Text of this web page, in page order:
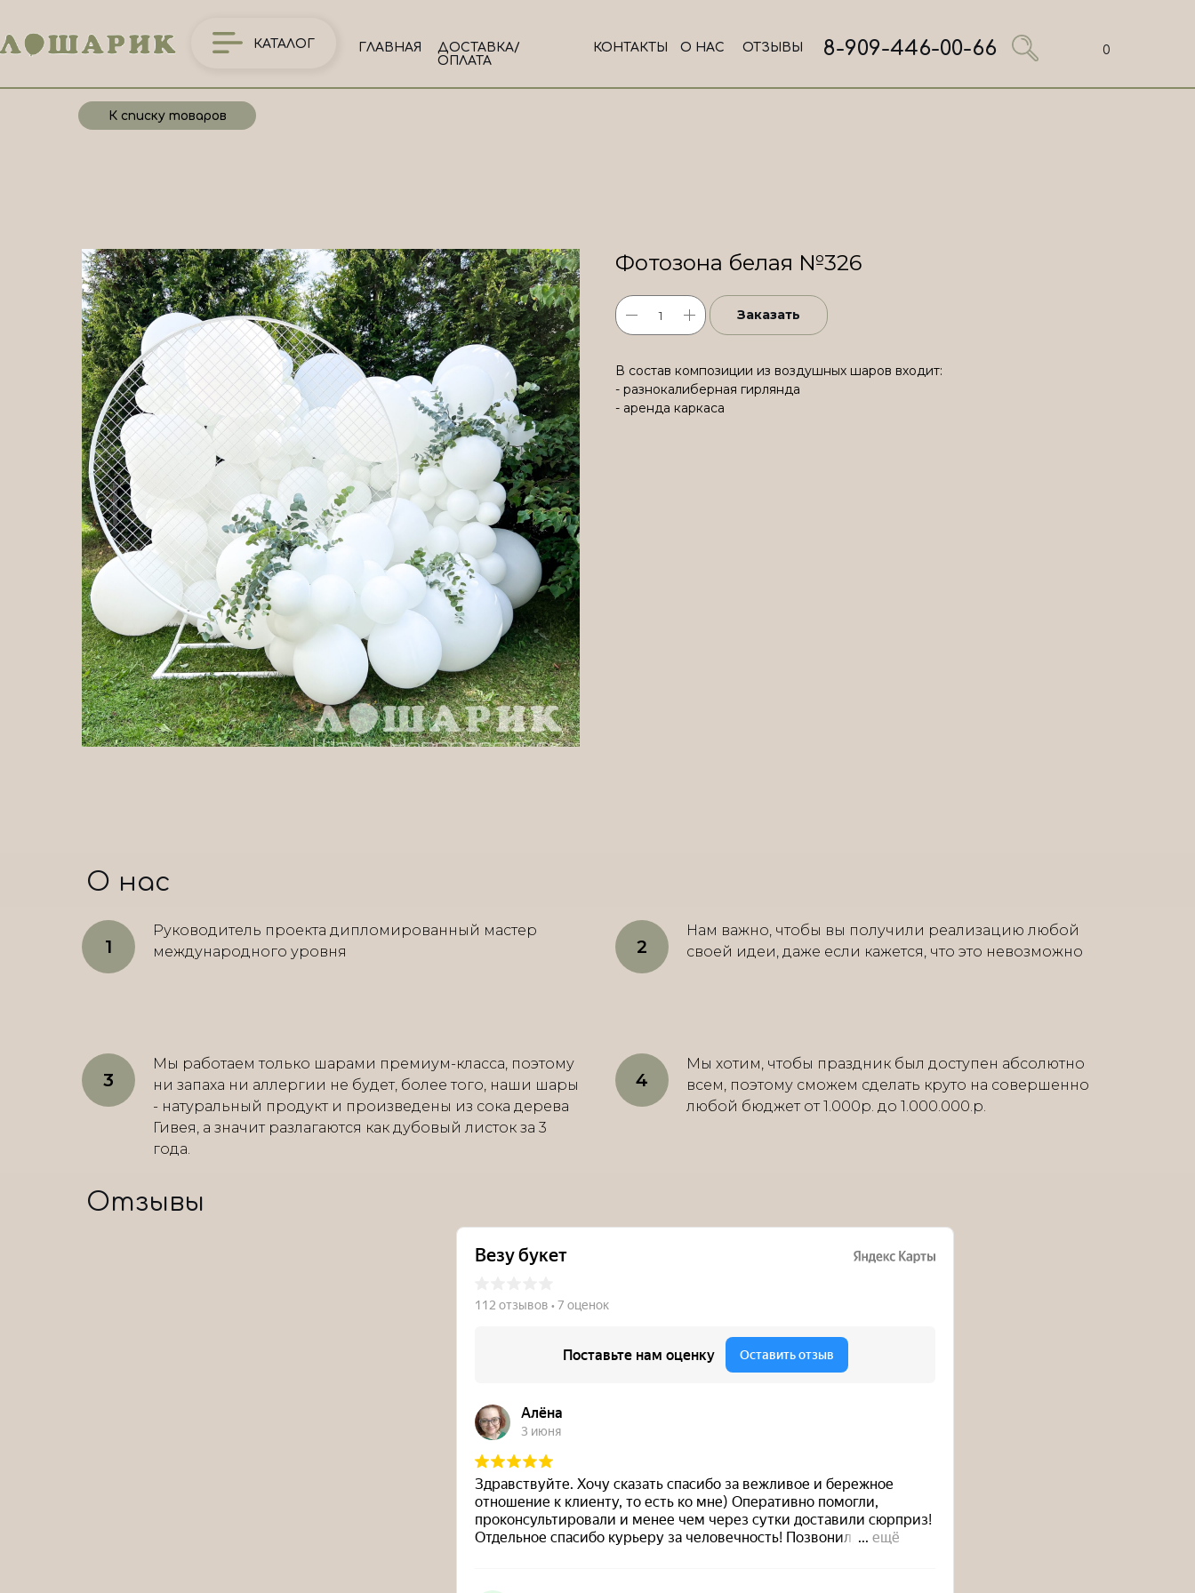
КАТАЛОГ ГЛАВНАЯ 0
8-909-446-00-66
ОТЗЫВЫ
О НАС
КОНТАКТЫ
ДОСТАВКА/
ОПЛАТА
К списку товаров
Фотозона белая №326
Заказать
В состав композиции из воздушных шаров входит:
- разнокалиберная гирлянда
- аренда каркаса
О нас
Руководитель проекта дипломированный мастер
международного уровня
Нам важно, чтобы вы получили реализацию любой
своей идеи, даже если кажется, что это невозможно
Мы работаем только шарами премиум-класса, поэтому
ни запаха ни аллергии не будет, более того, наши шары
- натуральный продукт и произведены из сока дерева
Гивея, а значит разлагаются как дубовый листок за 3
года.
Мы хотим, чтобы праздник был доступен абсолютно
всем, поэтому сможем сделать круто на совершенно
любой бюджет от 1.000р. до 1.000.000.р.
Отзывы